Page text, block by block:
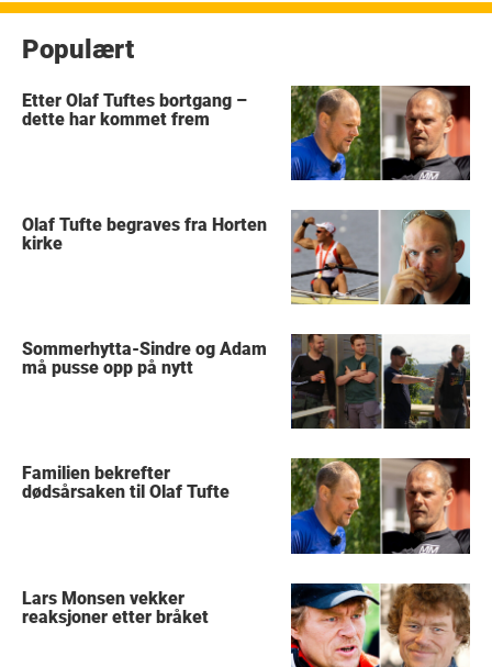
Populært
Etter Olaf Tuftes bortgang –
dette har kommet frem
Olaf Tufte begraves fra Horten
kirke
Sommerhytta-Sindre og Adam
må pusse opp på nytt
Familien bekrefter
dødsårsaken til Olaf Tufte
Lars Monsen vekker
reaksjoner etter bråket